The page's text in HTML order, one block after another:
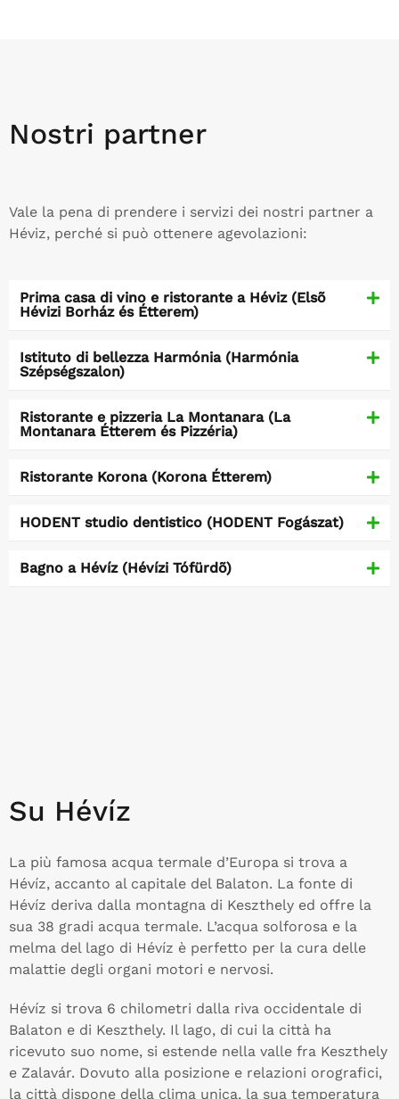
Nostri partner
Vale la pena di prendere i servizi dei nostri partner a
Héviz, perché si può ottenere agevolazioni:
Prima casa di vino e ristorante a Héviz (Elsõ
Hévizi Borház és Étterem)
Istituto di bellezza Harmónia (Harmónia
Szépségszalon)
Ristorante e pizzeria La Montanara (La
Montanara Étterem és Pizzéria)
Ristorante Korona (Korona Étterem)
HODENT studio dentistico (HODENT Fogászat)
Bagno a Hévíz (Hévízi Tófürdõ)
Su Hévíz
La più famosa acqua termale d’Europa si trova a
Hévíz, accanto al capitale del Balaton. La fonte di
Hévíz deriva dalla montagna di Keszthely ed offre la
sua 38 gradi acqua termale. L’acqua solforosa e la
melma del lago di Hévíz è perfetto per la cura delle
malattie degli organi motori e nervosi.
Hévíz si trova 6 chilometri dalla riva occidentale di
Balaton e di Keszthely. Il lago, di cui la città ha
ricevuto suo nome, si estende nella valle fra Keszthely
e Zalavár. Dovuto alla posizione e relazioni orografici,
la città dispone della clima unica, la sua temperatura